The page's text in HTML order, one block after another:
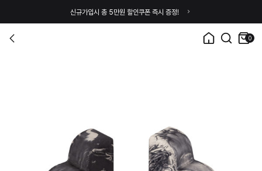
신규가입시 총 5만원 할인쿠폰 즉시 증정!
0